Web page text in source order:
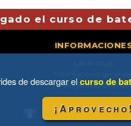
el curso de
Rebajas & descuentos
de descargar elcurso de
¡Aprovecho!